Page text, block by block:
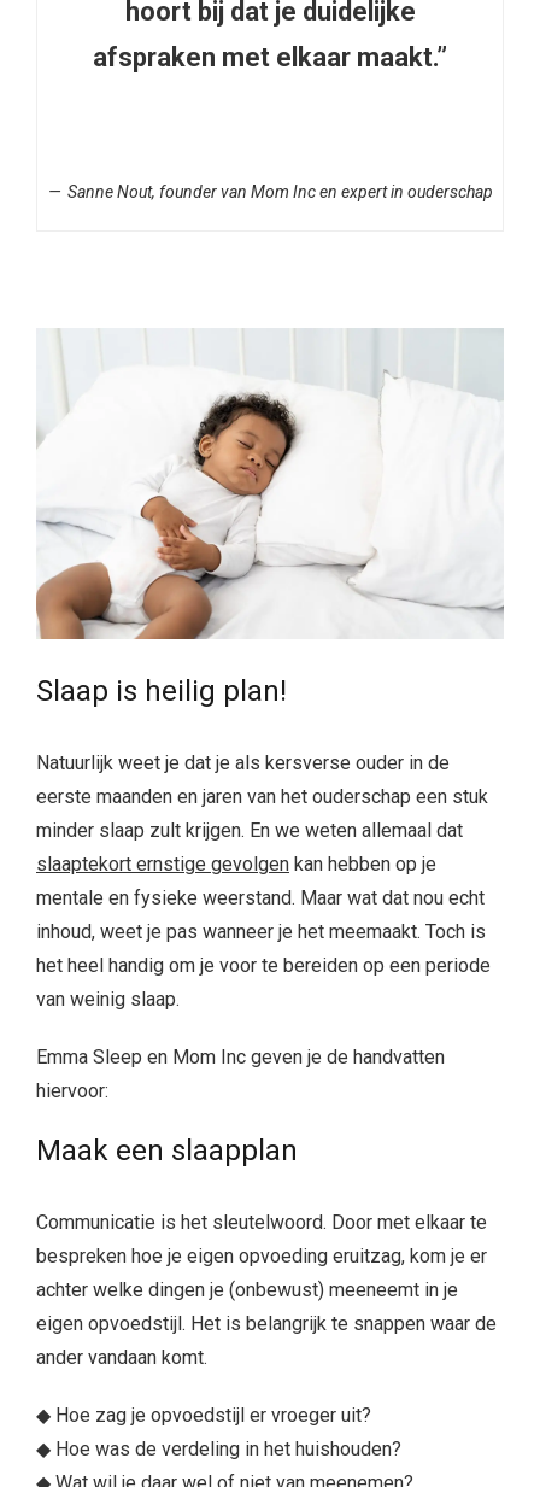
hoort bij dat je duidelijke
afspraken met elkaar maakt.”
Sanne Nout, founder van Mom Inc en expert in ouderschap
Slaap is heilig plan!
Natuurlijk weet je dat je als kersverse ouder in de
eerste maanden en jaren van het ouderschap een stuk
minder slaap zult krijgen. En we weten allemaal dat
slaaptekort ernstige gevolgen kan hebben op je
mentale en fysieke weerstand. Maar wat dat nou echt
inhoud, weet je pas wanneer je het meemaakt. Toch is
het heel handig om je voor te bereiden op een periode
van weinig slaap.
Emma Sleep en Mom Inc geven je de handvatten
hiervoor:
Maak een slaapplan
Communicatie is het sleutelwoord. Door met elkaar te
bespreken hoe je eigen opvoeding eruitzag, kom je er
achter welke dingen je (onbewust) meeneemt in je
eigen opvoedstijl. Het is belangrijk te snappen waar de
ander vandaan komt.
◆ Hoe zag je opvoedstijl er vroeger uit?
◆ Hoe was de verdeling in het huishouden?